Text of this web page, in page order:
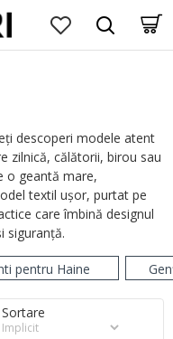
descoperi modele atent
zilnică, călătorii, birou sau
o geantă mare,
textil ușor, purtat pe
care îmbină designul
siguranță.
pentru Haine
Sortare